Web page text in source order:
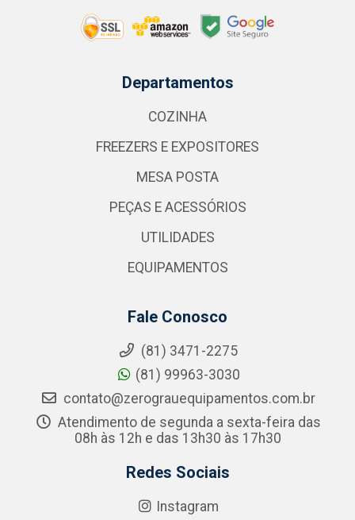
Departamentos
COZINHA
FREEZERS E EXPOSITORES
MESA POSTA
PEÇAS E ACESSÓRIOS
UTILIDADES
EQUIPAMENTOS
Fale Conosco
(81) 3471-2275
(81) 99963-3030
contato@zerograuequipamentos.com.br
Atendimento de segunda a sexta-feira das
08h às 12h e das 13h30 às 17h30
Redes Sociais
Instagram